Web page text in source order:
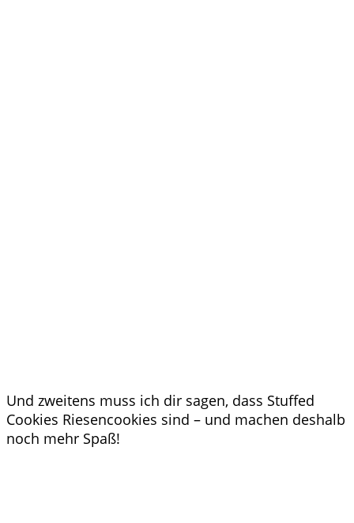
Und zweitens muss ich dir sagen, dass Stuffed
Cookies Riesencookies sind – und machen deshalb
noch mehr Spaß!